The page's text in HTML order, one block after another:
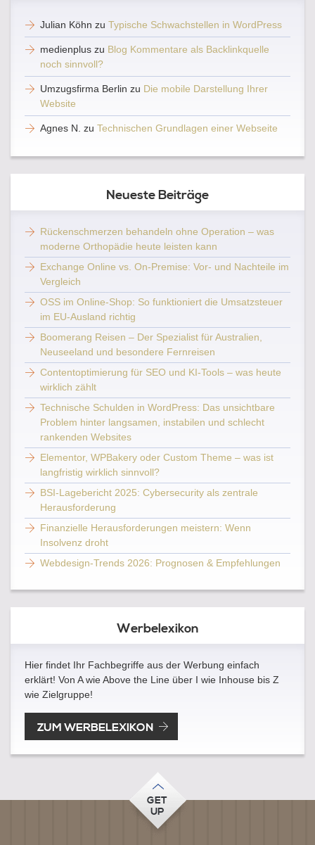
Julian Köhn zu Typische Schwachstellen in WordPress
medienplus zu Blog Kommentare als Backlinkquelle
noch sinnvoll?
Umzugsfirma Berlin zu Die mobile Darstellung Ihrer
Website
Agnes N. zu Technischen Grundlagen einer Webseite
Neueste Beiträge
Rückenschmerzen behandeln ohne Operation – was
moderne Orthopädie heute leisten kann
Exchange Online vs. On-Premise: Vor- und Nachteile im
Vergleich
OSS im Online-Shop: So funktioniert die Umsatzsteuer
im EU-Ausland richtig
Boomerang Reisen – Der Spezialist für Australien,
Neuseeland und besondere Fernreisen
Contentoptimierung für SEO und KI-Tools – was heute
wirklich zählt
Technische Schulden in WordPress: Das unsichtbare
Problem hinter langsamen, instabilen und schlecht
rankenden Websites
Elementor, WPBakery oder Custom Theme – was ist
langfristig wirklich sinnvoll?
BSI-Lagebericht 2025: Cybersecurity als zentrale
Herausforderung
Finanzielle Herausforderungen meistern: Wenn
Insolvenz droht
Webdesign-Trends 2026: Prognosen & Empfehlungen
Werbelexikon
Hier findet Ihr Fachbegriffe aus der Werbung einfach
erklärt! Von A wie Above the Line über I wie Inhouse bis Z
wie Zielgruppe!
ZUM WERBELEXIKON
GET
UP